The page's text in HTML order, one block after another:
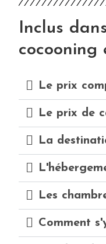
Inclus
cocooning
Le prix
Le prix de
La
Les
Comment